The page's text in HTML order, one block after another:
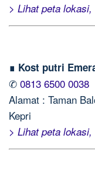
> Lihat peta
∎ Kost putri
✆ 0813 6500 0038
Alamat : Taman
Kepri
> Lihat peta